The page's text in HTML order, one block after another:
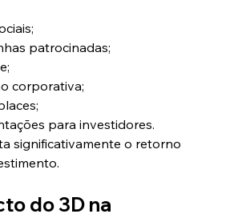
patrocinadas;
corporativa;
para investidores.
significativamente o retorno
do 3D na